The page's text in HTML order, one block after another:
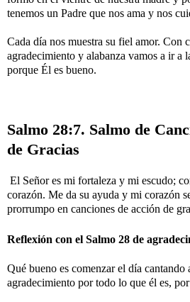
tenemos un Padre que nos ama y nos
Cada día nos muestra su fiel amor. Con
agradecimiento y alabanza vamos a ir a
porque Él es bueno.
Salmo 28:7. Salmo de
de Gracias
El Señor es mi fortaleza y mi escudo;
corazón. Me da su ayuda y mi corazón
prorrumpo en canciones de acción de
Reflexión con el Salmo 28 de
Qué bueno es comenzar el día cantando
agradecimiento por todo lo que él es,